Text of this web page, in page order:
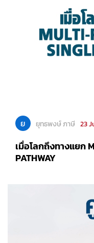
ย ยุทธพงษ์ ภาษี 23
เมื่อโลกถึงทางแยก
PATHWAY